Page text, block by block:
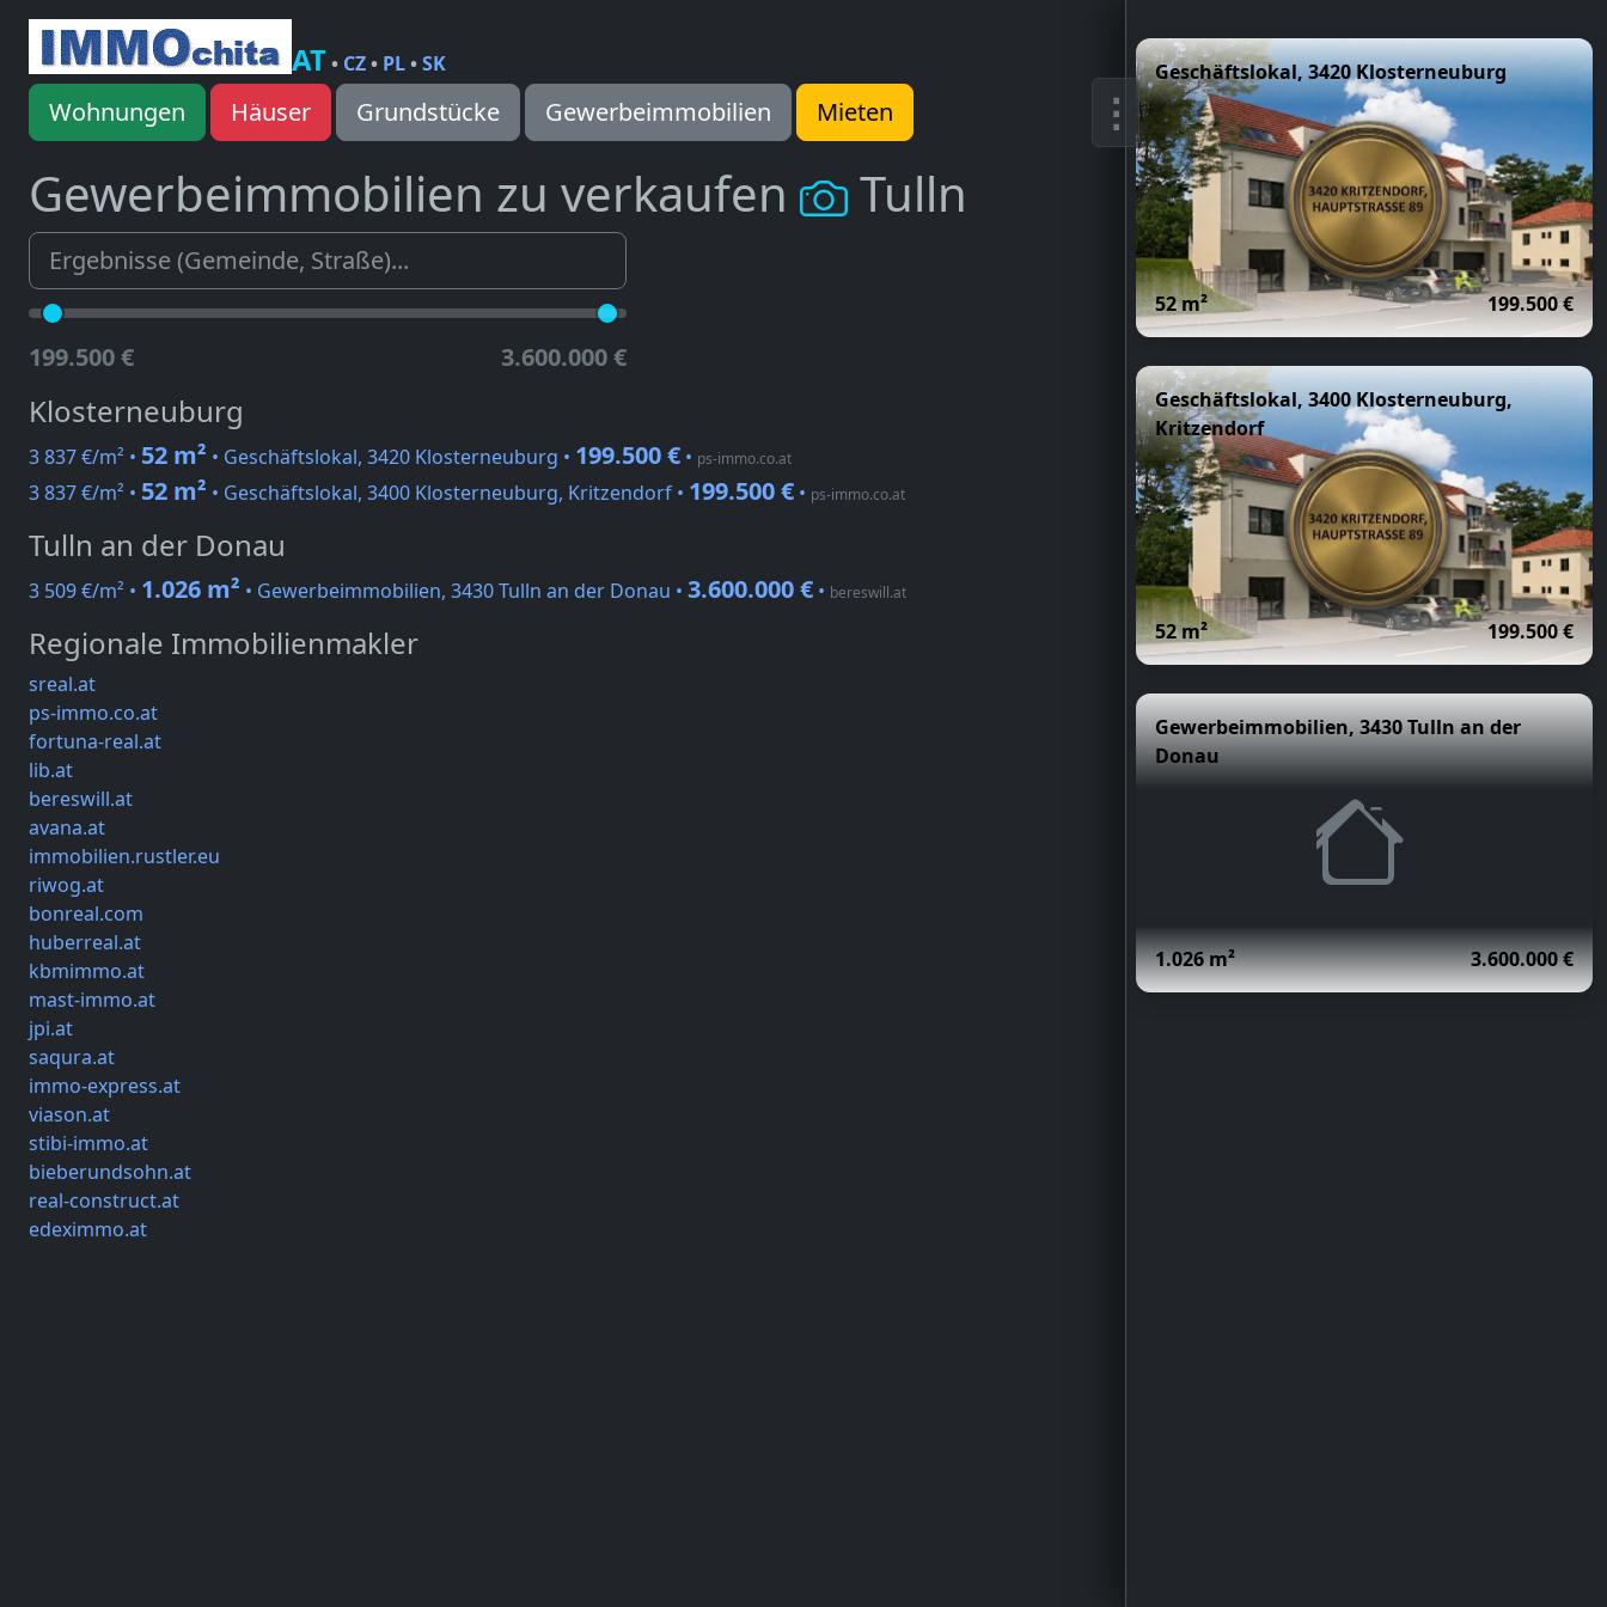
AT• CZ• PL•SK
Wohnungen Häuser Grundstücke Gewerbeimmobilien Mieten
Gewerbeimmobilien zu verkaufen Tulln
199.500 € 3.600.000 €
Klosterneuburg
3 837 €/m² • 52 m² • Geschäftslokal, 3420 Klosterneuburg • 199.500 € • ps-immo.co.at
3 837 €/m² • 52 m² • Geschäftslokal, 3400 Klosterneuburg, Kritzendorf • 199.500 € • ps-immo.co.at
Tulln an der Donau
3 509 €/m² • 1.026 m² • Gewerbeimmobilien, 3430 Tulln an der Donau • 3.600.000 € • bereswill.at
Regionale Immobilienmakler
sreal.at
ps-immo.co.at
fortuna-real.at
lib.at
bereswill.at
avana.at
immobilien.rustler.eu
riwog.at
bonreal.com
huberreal.at
kbmimmo.at
mast-immo.at
jpi.at
saqura.at
immo-express.at
viason.at
stibi-immo.at
bieberundsohn.at
real-construct.at
edeximmo.at